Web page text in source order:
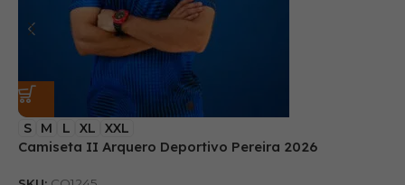
S M L XL XXL
Camiseta II Arquero Deportivo Pereira 2026